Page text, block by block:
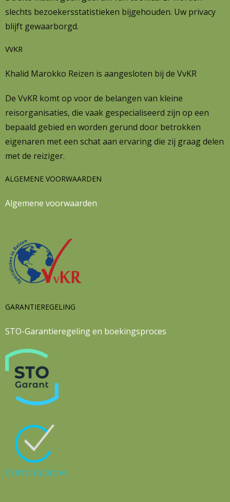
slechts bezoekersstatistieken bijgehouden. Uw privacy
blijft gewaarborgd.
VVKR
Khalid Marokko Reizen is aangesloten bij de VvKR
De VvKR komt op voor de belangen van kleine
reisorganisaties, die vaak gespecialiseerd zijn op een
bepaald gebied en worden gerund door betrokken
eigenaren met een schat aan ervaring die zij graag delen
met de reiziger.
ALGEMENE VOORWAARDEN
Algemene voorwaarden
GARANTIEREGELING
STO-Garantieregeling en boekingsproces